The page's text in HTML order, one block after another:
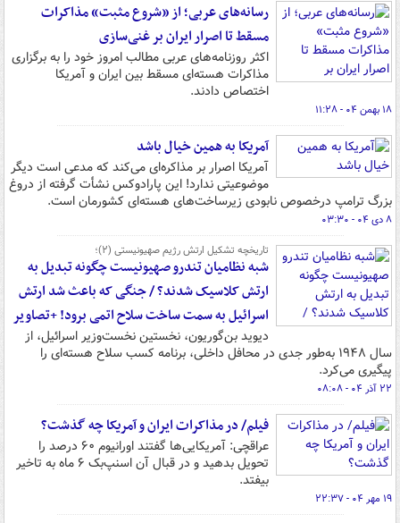
رسانه‌های عربی؛ از «شروع مثبت» مذاکرات
مسقط تا اصرار ایران بر غنی‌سازی
اکثر روزنامه‌های عربی مطالب امروز خود را به برگزاری
مذاکرات هسته‌ای مسقط بین ایران و آمریکا
اختصاص دادند.
۱۸ بهمن ۰۴ - ۱۱:۲۸
آمریکا به همین خیال باشد
آمریکا اصرار بر مذاکره‌ای می‌کند که مدعی است دیگر
موضوعیتی ندارد! این پارادوکس نشأت گرفته از دروغ
بزرگ ترامپ درخصوص نابودی زیرساخت‌های هسته‌ای کشورمان است.
۸ دی ۰۴ - ۰۳:۳۰
تاریخچه تشکیل ارتش رژیم صهیونیستی (۲)؛
شبه نظامیان تندرو صهیونیست چگونه تبدیل به
ارتش کلاسیک شدند؟ / جنگی که باعث شد ارتش
اسرائیل به سمت ساخت سلاح اتمی برود! +تصاویر
دیوید بن‌گوریون، نخستین نخست‌وزیر اسرائیل، از
سال ۱۹۴۸ به‌طور جدی در محافل داخلی، برنامه کسب سلاح هسته‌ای را
پیگیری می‌کرد.
۲۲ آذر ۰۴ - ۰۸:۰۸
فیلم/ در مذاکرات ایران و آمریکا چه گذشت؟
عراقچی: آمریکایی‌ها گفتند اورانیوم ۶۰ درصد را
تحویل بدهید و در قبال آن اسنپ‌بک ۶ ماه به تاخیر
بیفتد.
۱۹ مهر ۰۴ - ۲۲:۳۷